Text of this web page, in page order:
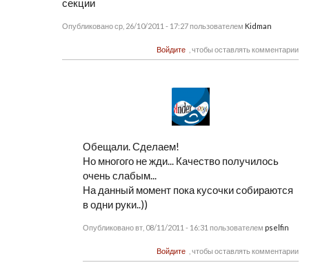
секции
Опубликовано ср, 26/10/2011 - 17:27 пользователем Kidman
Войдите , чтобы оставлять комментарии
Обещали. Сделаем!
Но многого не жди... Качество получилось
очень слабым...
На данный момент пока кусочки собираются
в одни руки..))
Опубликовано вт, 08/11/2011 - 16:31 пользователем pselfin
Войдите , чтобы оставлять комментарии